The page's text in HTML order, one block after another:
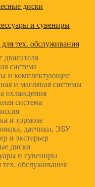
диски
и сувениры
для тех. обслуживания
система
и комплектующие
и масляная системы
охлаждения
система
и тормоза
датчики, ЭБУ
и экстерьер
диски
и сувениры
тех. обслуживания